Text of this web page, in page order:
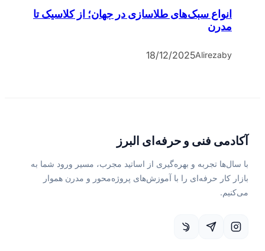
انواع سبک‌های طلاسازی در جهان؛ از کلاسیک تا
مدرن
by
Alireza
18/12/2025
آکادمی فنی و حرفه‌ای البرز
با سال‌ها تجربه و بهره‌گیری از اساتید مجرب، مسیر ورود شما به
بازار کار حرفه‌ای را با آموزش‌های پروژه‌محور و مدرن هموار
می‌کنیم.